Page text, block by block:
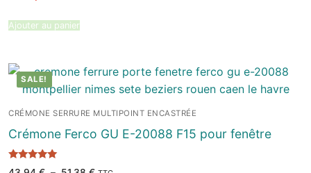
Ajouter au panier
SALE!
CRÉMONE SERRURE MULTIPOINT ENCASTRÉE
Crémone Ferco GU E-20088 F15 pour fenêtre
Note